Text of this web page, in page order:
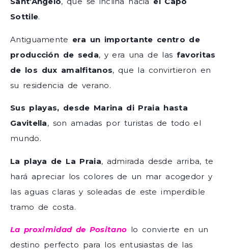
Sottile.
Antiguamente era un importante centro de
producción de seda, y era una de las favoritas
de los dux amalfitanos, que la convirtieron en
su residencia de verano.
Sus playas, desde Marina di Praia hasta
Gavitella, son amadas por turistas de todo el
mundo.
La playa de La Praia, admirada desde arriba, te
hará apreciar los colores de un mar acogedor y
las aguas claras y soleadas de este imperdible
tramo de costa.
La proximidad de Positano lo convierte en un
destino perfecto para los entusiastas de las